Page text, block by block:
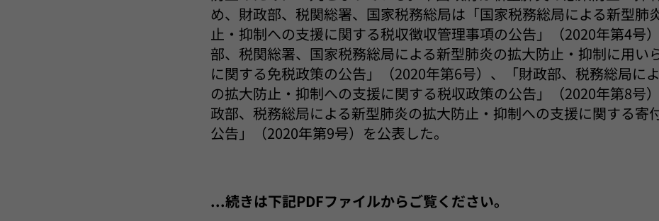
め、財政部、税関総署、国家税務総局は「国家税務総局による新型肺
止・抑制への支援に関する税収徴収管理事項の公告」（2020年第4号
部、税関総署、国家税務総局による新型肺炎の拡大防止・抑制に用い
に関する免税政策の公告」（2020年第6号）、「財政部、税務総局に
の拡大防止・抑制への支援に関する税収政策の公告」（2020年第8号
政部、税務総局による新型肺炎の拡大防止・抑制への支援に関する寄
公告」（2020年第9号）を公表した。
...続きは下記PDFファイルからご覧ください。